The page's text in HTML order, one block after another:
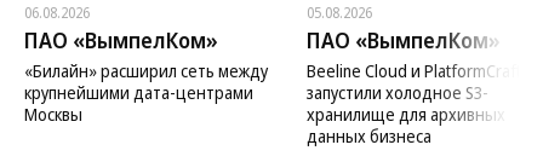
06.08.2026
ПАО «ВымпелКом»
«Билайн» расширил сеть между
крупнейшими дата-центрами
Москвы
05.08.2026
ПАО «ВымпелКом»
Beeline Cloud и PlatformCraft
запустили холодное S3-
хранилище для архивных
данных бизнеса